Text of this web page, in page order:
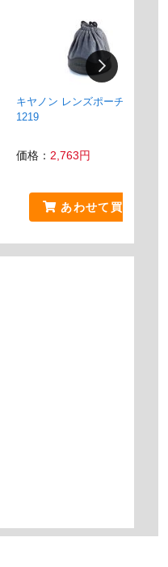
キヤノン レンズポーチ LP-
1219
価格： 2,763円
あわせて買う